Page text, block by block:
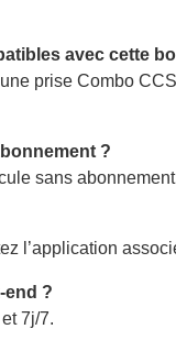
avec cette
prise Combo
?
sans
l’application
end ?
7j/7.